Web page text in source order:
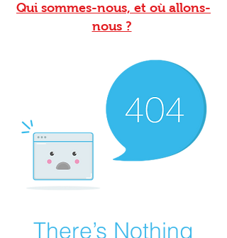
Qui sommes-nous, et où allons-
nous ?
There’s Nothing